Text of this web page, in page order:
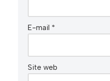
E-mail *
Site web